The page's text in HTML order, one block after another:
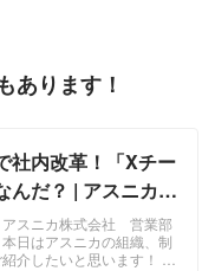
あります！
社内改革！「Xチー
んだ？ | アスニカ株
アスニカ株式会社 営業部
日はアスニカの組織、制
介したいと思います！ 現